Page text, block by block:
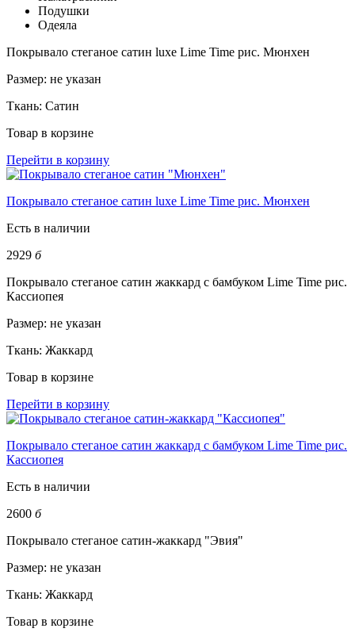
Подушки
Одеяла
Покрывало стеганое сатин luxe Lime Time рис. Мюнхен
Размер: не указан
Ткань: Сатин
Товар в корзине
Перейти в корзину
Покрывало стеганое сатин luxe Lime Time рис. Мюнхен
Есть в наличии
2929 б
Покрывало стеганое сатин жаккард с бамбуком Lime Time рис.
Кассиопея
Размер: не указан
Ткань: Жаккард
Товар в корзине
Перейти в корзину
Покрывало стеганое сатин жаккард с бамбуком Lime Time рис.
Кассиопея
Есть в наличии
2600 б
Покрывало стеганое сатин-жаккард "Эвия"
Размер: не указан
Ткань: Жаккард
Товар в корзине